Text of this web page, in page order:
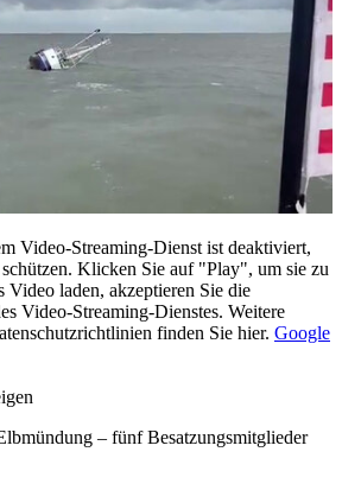
Video-Streaming-Dienst ist deaktiviert,
Klicken Sie auf "Play", um sie zu
Video laden, akzeptieren Sie die
Video-Streaming-Dienstes. Weitere
finden Sie hier. Google
– fünf Besatzungsmitglieder